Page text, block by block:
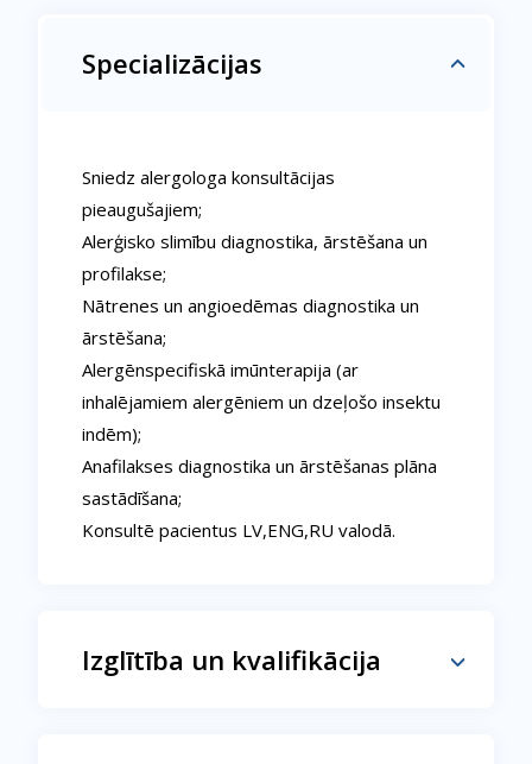
Specializācijas
Sniedz alergologa konsultācijas
pieaugušajiem;
Alerģisko slimību diagnostika, ārstēšana un
profilakse;
Nātrenes un angioedēmas diagnostika un
ārstēšana;
Alergēnspecifiskā imūnterapija (ar
inhalējamiem alergēniem un dzeļošo insektu
indēm);
Anafilakses diagnostika un ārstēšanas plāna
sastādīšana;
Konsultē pacientus LV,ENG,RU valodā.
Izglītība un kvalifikācija